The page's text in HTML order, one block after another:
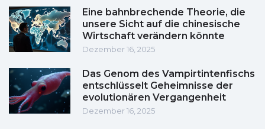
Eine bahnbrechende Theorie, die
unsere Sicht auf die chinesische
Wirtschaft verändern könnte
Dezember 16, 2025
Das Genom des Vampirtintenfischs
entschlüsselt Geheimnisse der
evolutionären Vergangenheit
Dezember 16, 2025